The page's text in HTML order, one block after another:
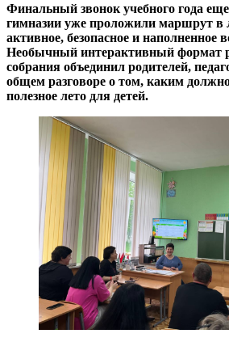
Финальный звонок учебного года
гимназии уже проложили маршрут в
активное, безопасное и наполненное
Необычный интерактивный формат
собрания объединил родителей,
общем разговоре о том, каким
полезное лето для детей.